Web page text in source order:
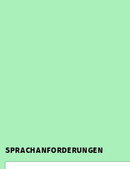
SPRACHANFORDERUNGEN